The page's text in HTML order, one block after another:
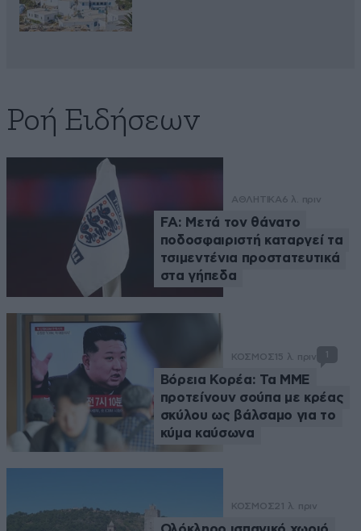
Ροή Ειδήσεων
ΑΘΛΗΤΙΚΑ6 λ. πριν
FA: Μετά τον θάνατο
ποδοσφαιριστή καταργεί τα
τσιμεντένια προστατευτικά
στα γήπεδα
ΚΟΣΜΟΣ 15 λ. πριν 1
Βόρεια Κορέα: Τα ΜΜΕ
προτείνουν σούπα με κρέας
σκύλου ως βάλσαμο για το
κύμα καύσωνα
ΚΟΣΜΟΣ21 λ. πριν